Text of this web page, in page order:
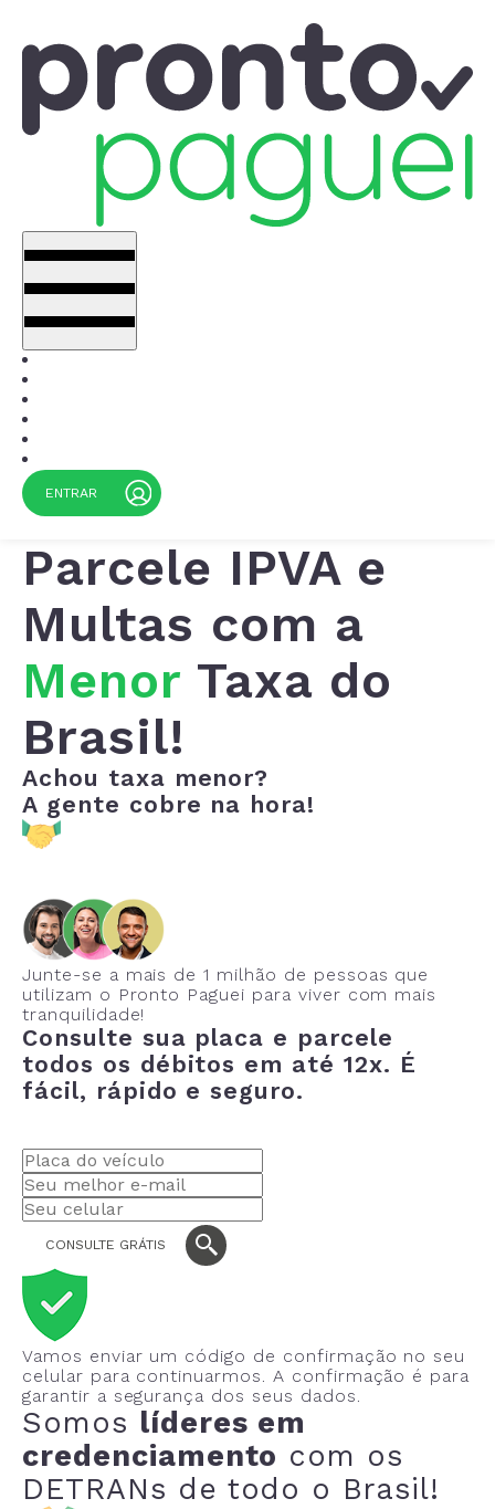
ENTRAR
Parcele IPVA e
Multas com a
Menor Taxa do
Brasil!
Achou taxa menor?
A gente cobre na hora!
Junte-se a mais de 1 milhão de pessoas que
utilizam o Pronto Paguei para viver com mais
tranquilidade!
Consulte sua placa e parcele
todos os débitos em até 12x. É
fácil, rápido e seguro.
CONSULTE GRÁTIS
Vamos enviar um código de confirmação no seu
celular para continuarmos. A confirmação é para
garantir a segurança dos seus dados.
Somos líderes em
credenciamento com os
DETRANs de todo o Brasil!